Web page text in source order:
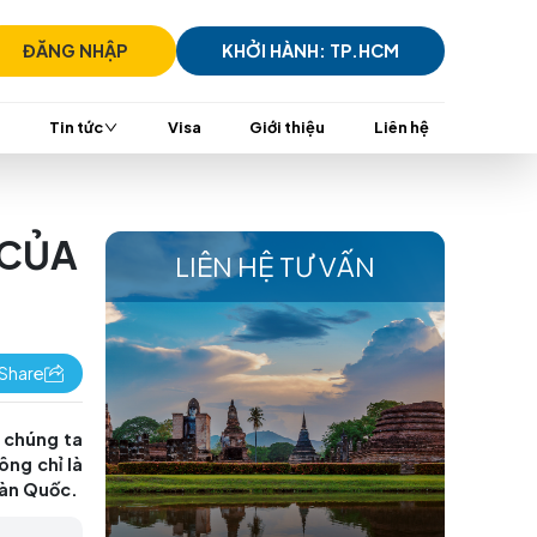
7939 ĐĂNG NHẬP
TransViet Mall Tin tức Visa Giới
CỦA
Share
Hàn Quốc, đưa chúng ta
LIÊN HỆ